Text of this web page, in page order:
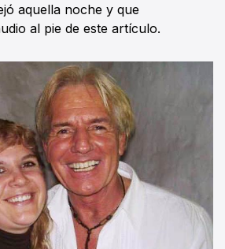
aquella noche y que
al pie de este artículo.